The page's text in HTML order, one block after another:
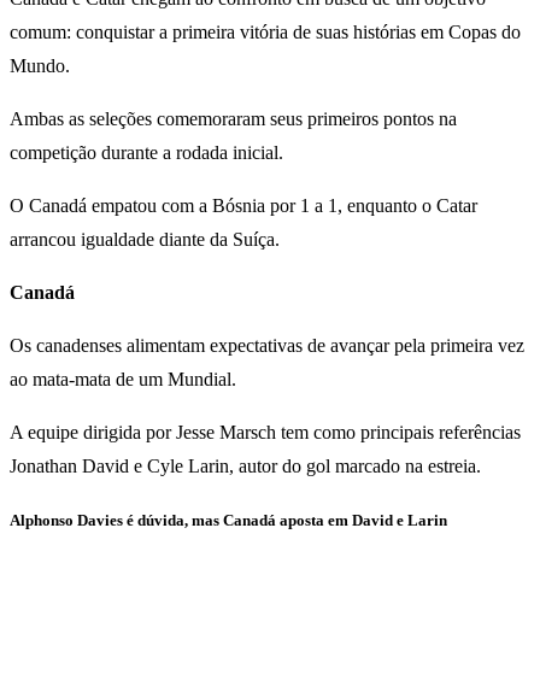
comum: conquistar a primeira vitória de suas histórias em Copas do
Mundo.
Ambas as seleções comemoraram seus primeiros pontos na
competição durante a rodada inicial.
O Canadá empatou com a Bósnia por 1 a 1, enquanto o Catar
arrancou igualdade diante da Suíça.
Canadá
Os canadenses alimentam expectativas de avançar pela primeira vez
ao mata-mata de um Mundial.
A equipe dirigida por Jesse Marsch tem como principais referências
Jonathan David e Cyle Larin, autor do gol marcado na estreia.
Alphonso Davies é dúvida, mas Canadá aposta em David e Larin